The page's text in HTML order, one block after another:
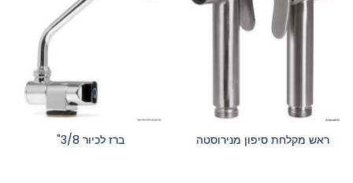
ראש מקלחת סיפון מנירוסטה ברז לכיור 3/8"